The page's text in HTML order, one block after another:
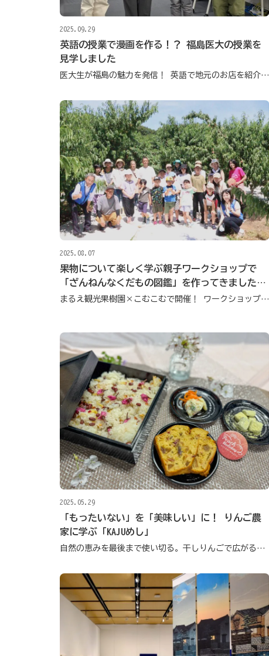
2025.09.29
英語の授業で漫画を作る！？ 福島医大の授業を
見学しました
医大生が福島の魅力を発信！ 英語で地元のお店を紹介する取り組み
2025.08.07
果物について楽しく学ぶ親子ワークショップで
「ざんねんなくだもの図鑑」を作ってきました！
【ピーチホリデイ2025】
まるえ観光果樹園×こむこむで開催！ ワークショップレポート
2025.05.29
「もったいない」を「美味しい」に！ りんご農
家に学ぶ「KAJUめし」
自然の恵みを最後まで使い切る。干しりんごで広がる食卓の知恵